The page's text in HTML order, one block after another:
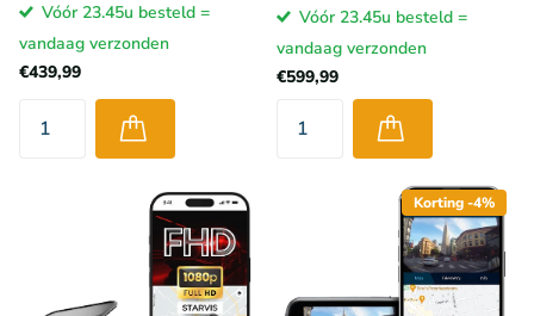
Vóór 23.45u besteld =
vandaag verzonden
€439,99
Vóór 23.45u besteld =
vandaag verzonden
€599,99
Korting -4%